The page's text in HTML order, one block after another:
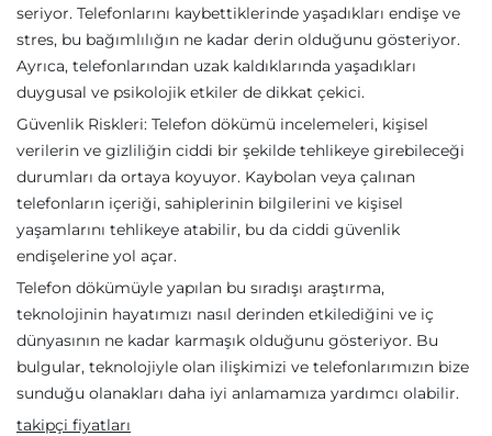
seriyor. Telefonlarını kaybettiklerinde yaşadıkları endişe ve
stres, bu bağımlılığın ne kadar derin olduğunu gösteriyor.
Ayrıca, telefonlarından uzak kaldıklarında yaşadıkları
duygusal ve psikolojik etkiler de dikkat çekici.
Güvenlik Riskleri: Telefon dökümü incelemeleri, kişisel
verilerin ve gizliliğin ciddi bir şekilde tehlikeye girebileceği
durumları da ortaya koyuyor. Kaybolan veya çalınan
telefonların içeriği, sahiplerinin bilgilerini ve kişisel
yaşamlarını tehlikeye atabilir, bu da ciddi güvenlik
endişelerine yol açar.
Telefon dökümüyle yapılan bu sıradışı araştırma,
teknolojinin hayatımızı nasıl derinden etkilediğini ve iç
dünyasının ne kadar karmaşık olduğunu gösteriyor. Bu
bulgular, teknolojiyle olan ilişkimizi ve telefonlarımızın bize
sunduğu olanakları daha iyi anlamamıza yardımcı olabilir.
takipçi fiyatları